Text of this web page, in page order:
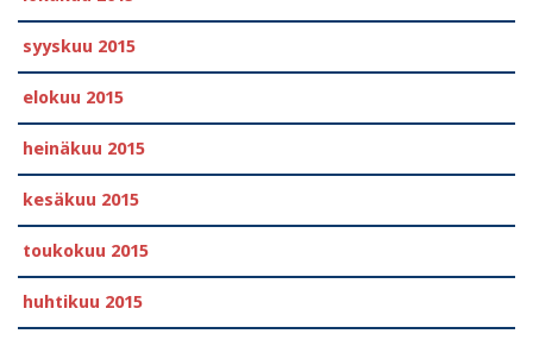
syyskuu 2015
elokuu 2015
heinäkuu 2015
kesäkuu 2015
toukokuu 2015
huhtikuu 2015